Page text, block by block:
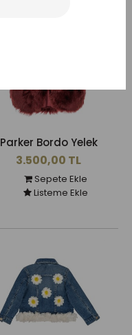
Parker Bordo Yelek
3.500,00 TL
Sepete Ekle
Listeme Ekle